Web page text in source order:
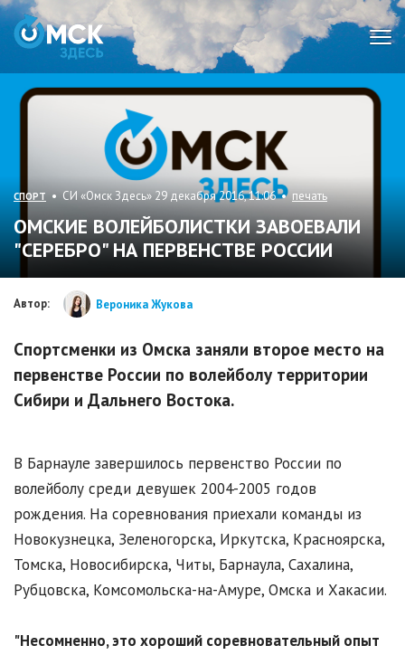
СПОРТ • СИ «Омск Здесь» 29 декабря 2016, 11:06 • печать
ОМСКИЕ ВОЛЕЙБОЛИСТКИ ЗАВОЕВАЛИ
"СЕРЕБРО" НА ПЕРВЕНСТВЕ РОССИИ
Автор: Вероника Жукова
Спортсменки из Омска заняли второе место на
первенстве России по волейболу территории
Сибири и Дальнего Востока.
В Барнауле завершилось первенство России по
волейболу среди девушек 2004-2005 годов
рождения. На соревнования приехали команды из
Новокузнецка, Зеленогорска, Иркутска, Красноярска,
Томска, Новосибирска, Читы, Барнаула, Сахалина,
Рубцовска, Комсомольска-на-Амуре, Омска и Хакасии.
"Несомненно, это хороший соревновательный опыт